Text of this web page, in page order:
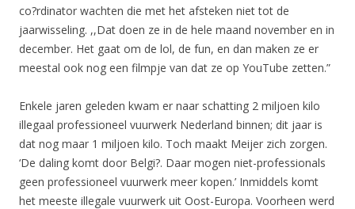
co?rdinator wachten die met het afsteken niet tot de
jaarwisseling. ,,Dat doen ze in de hele maand november en in
december. Het gaat om de lol, de fun, en dan maken ze er
meestal ook nog een filmpje van dat ze op YouTube zetten.”
Enkele jaren geleden kwam er naar schatting 2 miljoen kilo
illegaal professioneel vuurwerk Nederland binnen; dit jaar is
dat nog maar 1 miljoen kilo. Toch maakt Meijer zich zorgen.
‘De daling komt door Belgi?. Daar mogen niet-professionals
geen professioneel vuurwerk meer kopen.’ Inmiddels komt
het meeste illegale vuurwerk uit Oost-Europa. Voorheen werd